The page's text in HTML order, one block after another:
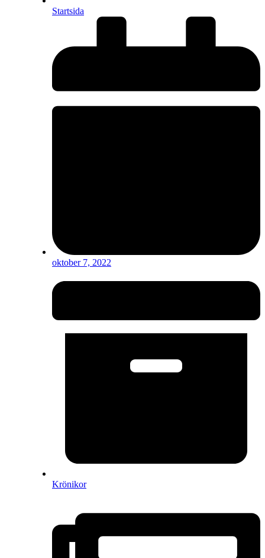
Startsida
oktober 7, 2022
Krönikor